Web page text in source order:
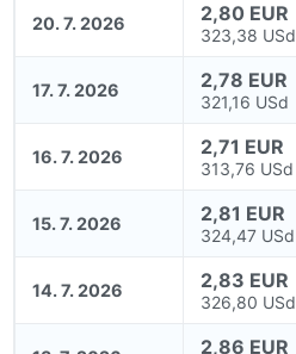
20. 7. 2026 2,80 EUR
323,38 USd
17. 7. 2026 2,78 EUR
321,16 USd
16. 7. 2026 2,71 EUR
313,76 USd
15. 7. 2026 2,81 EUR
324,47 USd
14. 7. 2026 2,83 EUR
326,80 USd
2,86 EUR